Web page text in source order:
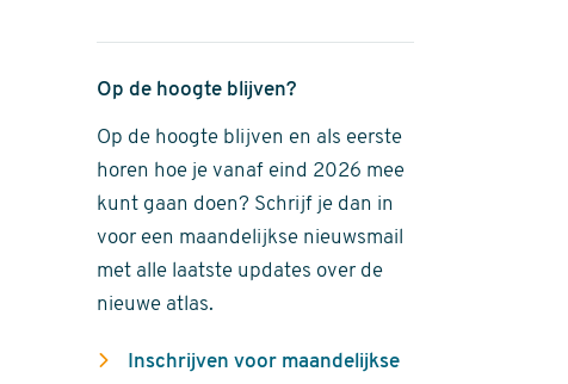
Op de hoogte blijven?
Op de hoogte blijven en als eerste
horen hoe je vanaf eind 2026 mee
kunt gaan doen? Schrijf je dan in
voor een maandelijkse nieuwsmail
met alle laatste updates over de
nieuwe atlas.
Inschrijven voor maandelijkse